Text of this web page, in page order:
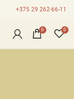
+375 29 262-66-11
0 0